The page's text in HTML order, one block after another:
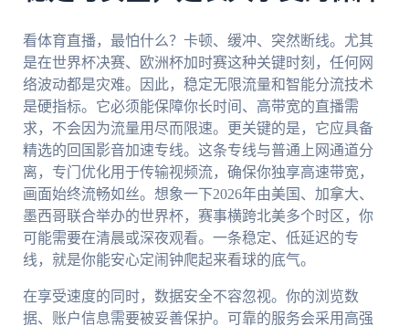
看体育直播，最怕什么？卡顿、缓冲、突然断线。尤其
是在世界杯决赛、欧洲杯加时赛这种关键时刻，任何网
络波动都是灾难。因此，稳定无限流量和智能分流技术
是硬指标。它必须能保障你长时间、高带宽的直播需
求，不会因为流量用尽而限速。更关键的是，它应具备
精选的回国影音加速专线。这条专线与普通上网通道分
离，专门优化用于传输视频流，确保你独享高速带宽，
画面始终流畅如丝。想象一下2026年由美国、加拿大、
墨西哥联合举办的世界杯，赛事横跨北美多个时区，你
可能需要在清晨或深夜观看。一条稳定、低延迟的专
线，就是你能安心定闹钟爬起来看球的底气。
在享受速度的同时，数据安全不容忽视。你的浏览数
据、账户信息需要被妥善保护。可靠的服务会采用高强